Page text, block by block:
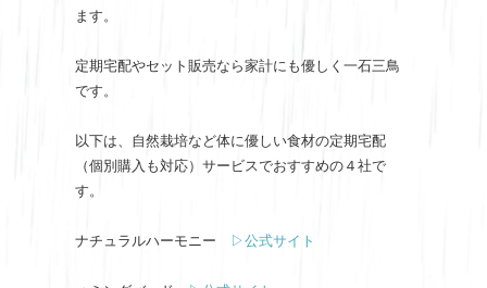
ます。
定期宅配やセット販売なら家計にも優しく一石三鳥
です。
以下は、自然栽培など体に優しい食材の定期宅配
（個別購入も対応）サービスでおすすめの４社で
す。
ナチュラルハーモニー ▷公式サイト